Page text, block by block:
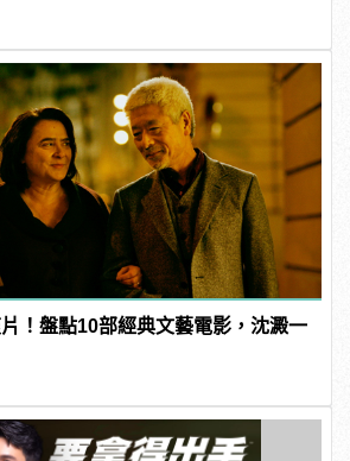
！盤點10部經典文藝電影，沈澱一